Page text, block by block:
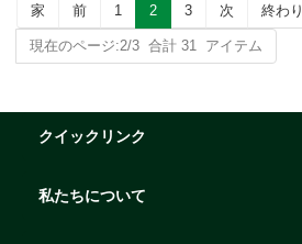
家 前 1 2 3 次 終わり
現在のページ:2/3 合計 31 アイテム
クイックリンク
私たちについて